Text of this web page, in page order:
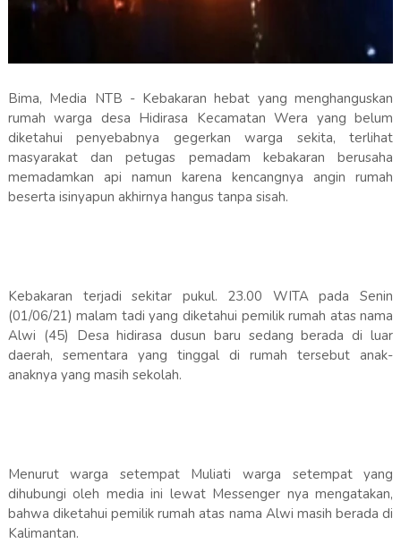
Bima, Media NTB - Kebakaran hebat yang menghanguskan
rumah warga desa Hidirasa Kecamatan Wera yang belum
diketahui penyebabnya gegerkan warga sekita, terlihat
masyarakat dan petugas pemadam kebakaran berusaha
memadamkan api namun karena kencangnya angin rumah
beserta isinyapun akhirnya hangus tanpa sisah.
Kebakaran terjadi sekitar pukul. 23.00 WITA pada Senin
(01/06/21) malam tadi yang diketahui pemilik rumah atas nama
Alwi (45) Desa hidirasa dusun baru sedang berada di luar
daerah, sementara yang tinggal di rumah tersebut anak-
anaknya yang masih sekolah.
Menurut warga setempat Muliati warga setempat yang
dihubungi oleh media ini lewat Messenger nya mengatakan,
bahwa diketahui pemilik rumah atas nama Alwi masih berada di
Kalimantan.